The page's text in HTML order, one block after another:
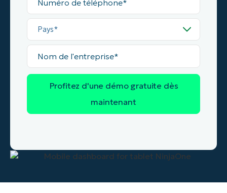
téléphone*
Pays*
Nom
l'entreprise*